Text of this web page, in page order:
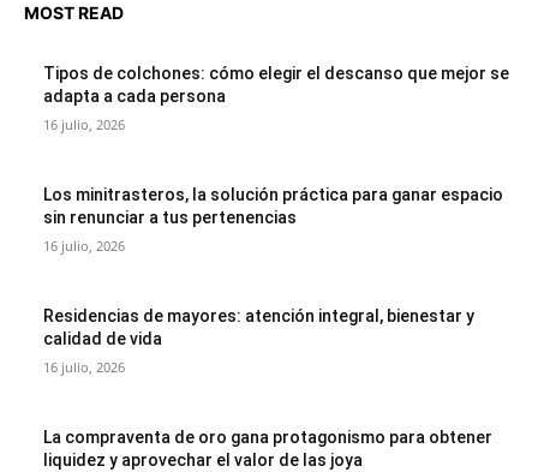
MOST READ
Tipos de colchones: cómo elegir el descanso que mejor se
adapta a cada persona
16 julio, 2026
Los minitrasteros, la solución práctica para ganar espacio
sin renunciar a tus pertenencias
16 julio, 2026
Residencias de mayores: atención integral, bienestar y
calidad de vida
16 julio, 2026
La compraventa de oro gana protagonismo para obtener
liquidez y aprovechar el valor de las joya